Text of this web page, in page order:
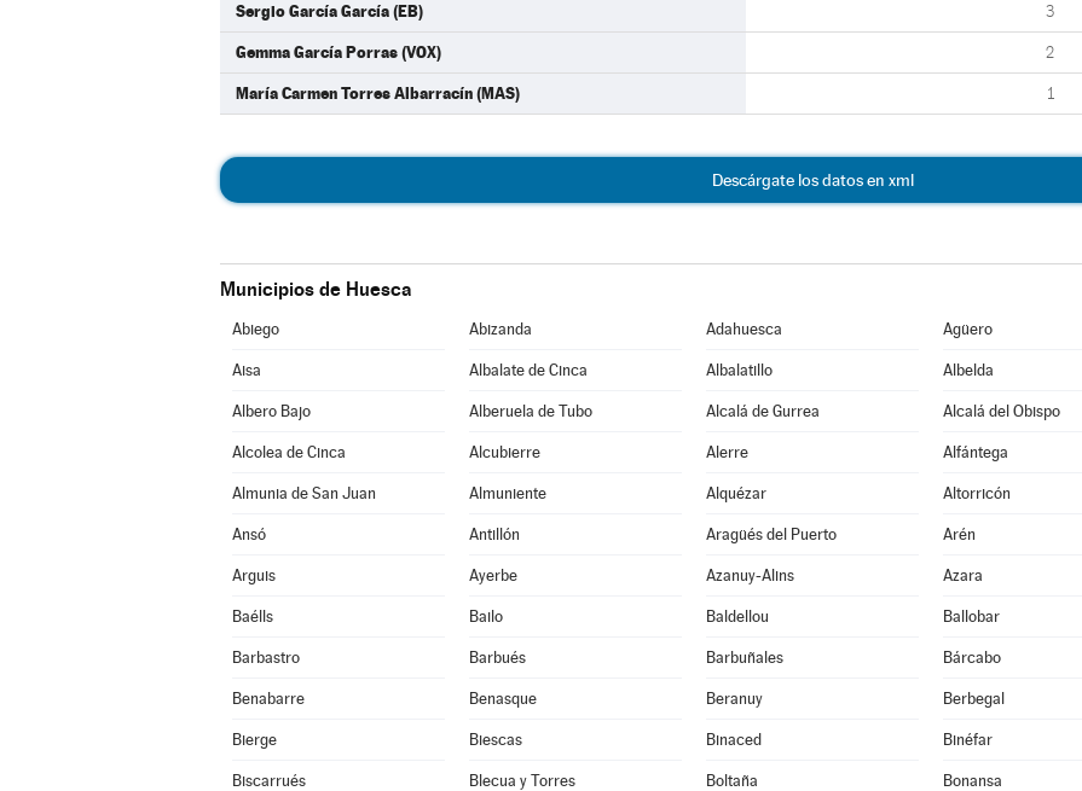
Sergio García García (EB) 3
Gemma García Porras (VOX) 2
María Carmen Torres Albarracín (MAS) 1
Descárgate los datos en xml
Municipios de Huesca
Abiego Abizanda Adahuesca Agüero
Aisa Albalate de Cinca Albalatillo Albelda
Albero Bajo Alberuela de Tubo Alcalá de Gurrea Alcalá del Obispo
Alcolea de Cinca Alcubierre Alerre Alfántega
Almunia de San Juan Almuniente Alquézar Altorricón
Ansó Antillón Aragüés del Puerto Arén
Arguis Ayerbe Azanuy-Alins Azara
Baélls Bailo Baldellou Ballobar
Barbastro Barbués Barbuñales Bárcabo
Benabarre Benasque Beranuy Berbegal
Bierge Biescas Binaced Binéfar
Biscarrués Blecua y Torres Boltaña Bonansa